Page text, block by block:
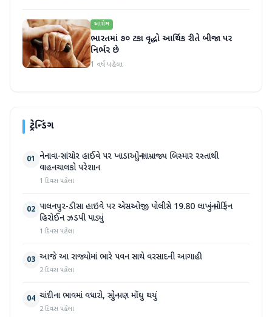
આરોગ્ય
ભારતમાં ૭૦ ટકા વૃદ્ધો આર્થિક રીતે બીજા પર
નિર્ભર છે
1 વર્ષ પહેલા
ટ્રેન્ડિંગ
01 નેનાવા-સાંચોર હાઈવે પર ખાડાઓનું સામ્રાજ્ય બિસ્માર રસ્તાથી
વાહનચાલકો પરેશાન
1 દિવસ પહેલા
02 પાલનપુર-ડીસા હાઇવે પર એસઓજી પોલીસે 19.80 લાખનું મોર્ફિન
હિરોઈન ઝડપી પાડ્યું
1 દિવસ પહેલા
03 આજે આ રાજ્યોમાં ભારે પવન સાથે વરસાદની આગાહી
2 દિવસ પહેલા
04 ચાંદીના ભાવમાં વધારો, સોનું પણ મોંઘુ થયું
2 દિવસ પહેલા